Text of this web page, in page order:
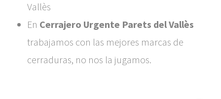
Vallès
En Cerrajero Urgente Parets del Vallès
trabajamos con las mejores marcas de
cerraduras, no nos la jugamos.